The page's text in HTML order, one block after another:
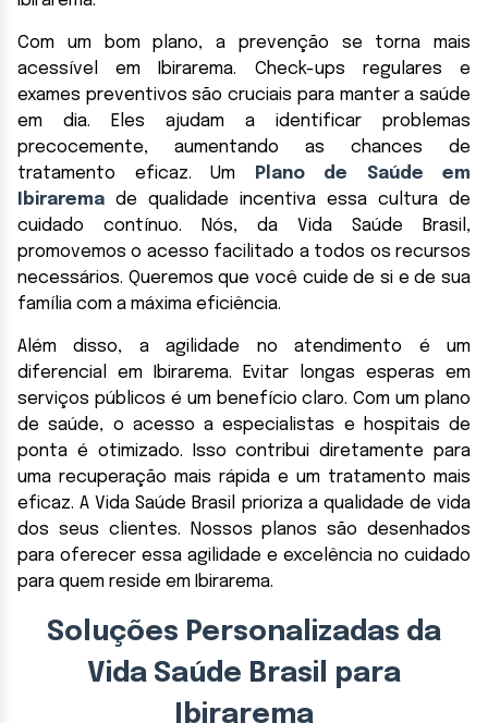
Com um bom plano, a prevenção se torna mais
acessível em Ibirarema. Check-ups regulares e
exames preventivos são cruciais para manter a saúde
em dia. Eles ajudam a identificar problemas
precocemente, aumentando as chances de
tratamento eficaz. Um
Plano de Saúde em
Ibirarema de qualidade incentiva essa cultura de
cuidado contínuo. Nós, da Vida Saúde Brasil,
promovemos o acesso facilitado a todos os recursos
necessários. Queremos que você cuide de si e de sua
família com a máxima eficiência.
Além disso, a agilidade no atendimento é um
diferencial em Ibirarema. Evitar longas esperas em
serviços públicos é um benefício claro. Com um plano
de saúde, o acesso a especialistas e hospitais de
ponta é otimizado. Isso contribui diretamente para
uma recuperação mais rápida e um tratamento mais
eficaz. A Vida Saúde Brasil prioriza a qualidade de vida
dos seus clientes. Nossos planos são desenhados
para oferecer essa agilidade e excelência no cuidado
para quem reside em Ibirarema.
Soluções Personalizadas da
Vida Saúde Brasil para
Ibirarema